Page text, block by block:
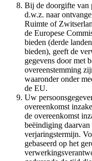
Bij de doorgifte van
d.w.z. naar
Ruimte of
de Europese
bieden (derde
bieden), geeft de
gegevens door met
overeenstemming
waaronder onder
de EU.
Uw
overeenkomst
de overeenkomst
beëindiging
verjaringstermijn.
gebaseerd op het